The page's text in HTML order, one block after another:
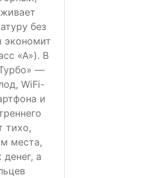
без
экономит
«А»). В
—
WiFi-
и
тихо,
места,
денег, а